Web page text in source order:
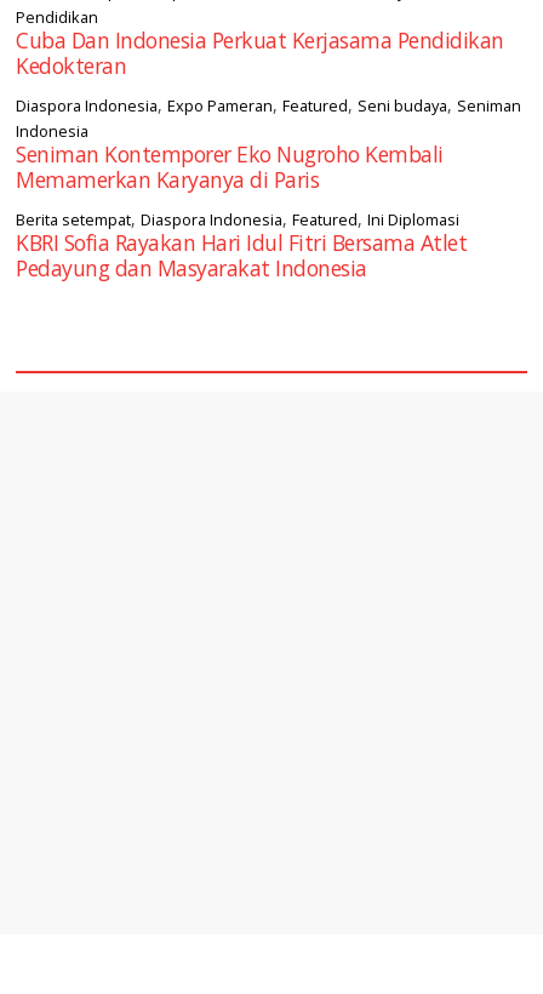
Pendidikan
Cuba Dan Indonesia Perkuat Kerjasama Pendidikan
Kedokteran
Diaspora Indonesia,Expo Pameran,Featured, Seni budaya, Seniman
Indonesia
Seniman Kontemporer Eko Nugroho Kembali
Memamerkan Karyanya di Paris
Berita setempat,Diaspora Indonesia,Featured,Ini Diplomasi
KBRI Sofia Rayakan Hari Idul Fitri Bersama Atlet
Pedayung dan Masyarakat Indonesia